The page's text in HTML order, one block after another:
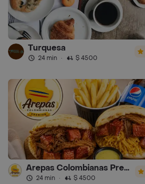
Turquesa
24 min · $ 4500
Arepas Colombianas Premium
24 min · $ 4500